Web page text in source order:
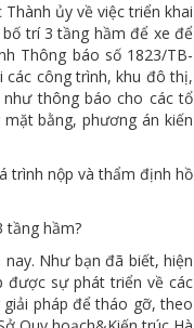
ủy về việc triển khai
trí 3 tầng hầm để xe để
Thông báo số 1823/TB-
các công trình, khu đô thị,
thông báo cho các tổ
bằng, phương án kiến
trình nộp và thẩm định hồ
tầng hầm?
Như bạn đã biết, hiện
được sự phát triển về các
pháp để tháo gỡ, theo